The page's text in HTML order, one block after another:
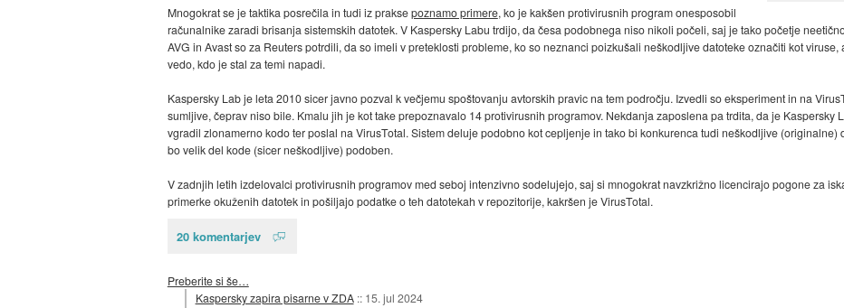
Mnogokrat se je taktika posrečila in tudi iz praksepoznamo primere, ko je kakšen protivirusnih program onesposobil
računalnike zaradi brisanja sistemskih datotek. V Kaspersky Labu trdijo, da česa podobnega niso nikoli počeli, saj je tako početje
AVG in Avast so za Reuters potrdili, da so imeli v preteklosti probleme, ko so neznanci poizkušali neškodljive datoteke označiti kot
vedo, kdo je stal za temi napadi.
Kaspersky Lab je leta 2010 sicer javno pozval k večjemu spoštovanju avtorskih pravic na tem področju. Izvedli so eksperiment in na
sumljive, čeprav niso bile. Kmalu jih je kot take prepoznavalo 14 protivirusnih programov. Nekdanja zaposlena pa trdita, da je Kaspersky
vgradil zlonamerno kodo ter poslal na VirusTotal. Sistem deluje podobno kot cepljenje in tako bi konkurenca tudi neškodljive (originalne)
bo velik del kode (sicer neškodljive) podoben.
V zadnjih letih izdelovalci protivirusnih programov med seboj intenzivno sodelujejo, saj si mnogokrat navzkrižno licencirajo pogone za
primerke okuženih datotek in pošiljajo podatke o teh datotekah v repozitorije, kakršen je VirusTotal.
20 komentarjev
Preberite si še…
Kaspersky zapira pisarne v ZDA :: 15. jul 2024